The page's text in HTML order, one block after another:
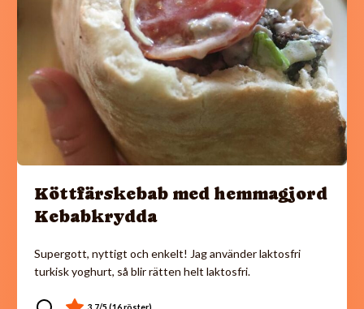
Köttfärskebab med hemmagjord
Kebabkrydda
Supergott, nyttigt och enkelt! Jag använder laktosfri
turkisk yoghurt, så blir rätten helt laktosfri.